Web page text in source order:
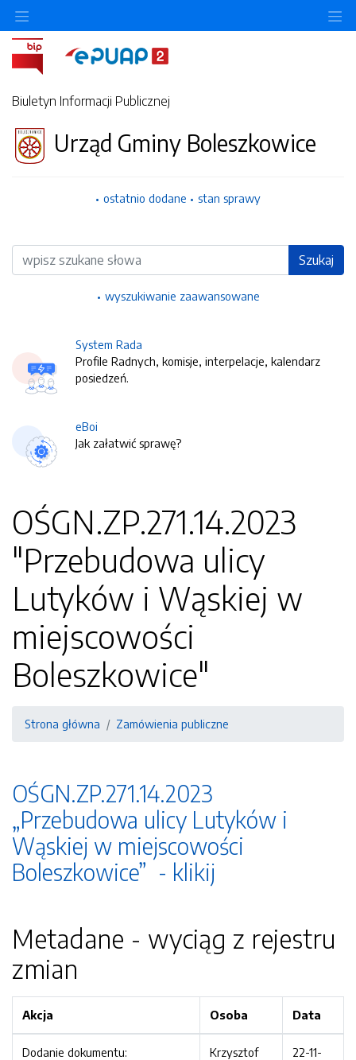
Biuletyn Informacji Publicznej
Urząd Gminy Boleszkowice
ostatnio dodane stan sprawy
Wyszukiwarka Szukaj
wyszukiwanie zaawansowane
System Rada
Profile Radnych, komisje, interpelacje, kalendarz
posiedzeń.
eBoi
Jak załatwić sprawę?
OŚGN.ZP.271.14.2023
"Przebudowa ulicy
Lutyków i Wąskiej w
miejscowości
Boleszkowice"
Strona główna Zamówienia publiczne
OŚGN.ZP.271.14.2023
„Przebudowa ulicy Lutyków i
Wąskiej w miejscowości
Boleszkowice” - klikij
Metadane - wyciąg z rejestru
zmian
Akcja Osoba Data
Dodanie dokumentu:
Krzysztof
22-11-